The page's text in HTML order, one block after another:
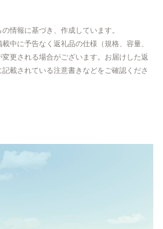
情報に基づき、作成しています。
中に予告なく返礼品の仕様（規格、容量、
更される場合がございます。お届けした返
載されている注意書きなどをご確認くださ